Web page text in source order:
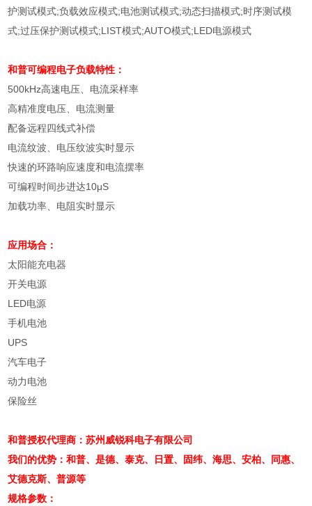
护测试模式;负载效应模式;电池测试模式;动态扫描模式;时序测试模
式;过压保护测试模式;LIST模式;AUTO模式;LED电源模式
和普可编程电子负载特性：
500kHz高速电压、电流采样率
高精准度电压、电流测量
配备远程四线式补偿
电流纹波、电压纹波实时显示
快速的环路响应速度和电流摆率
可编程时间步进达10μS
加载功率、电阻实时显示
应用场合：
太阳能充电器
开关电源
LED电源
手机电池
UPS
汽车电子
动力电池
保险丝
和普授权代理商：苏州威锐科电子有限公司
我们的优势：和普、是德、泰克、日置、固纬、海思、安柏、
同惠、
艾德克斯、普源等
规格参数：